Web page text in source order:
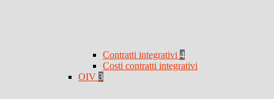
Contratti integrativi 4
Costi contratti integrativi
OIV 3